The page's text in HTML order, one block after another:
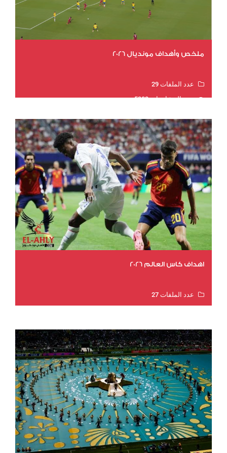
ملخص وأهداف مونديال 2026
عدد الملفات 29
عدد المشاهدات 5383
اهداف كاس العالم 2026
عدد الملفات 27